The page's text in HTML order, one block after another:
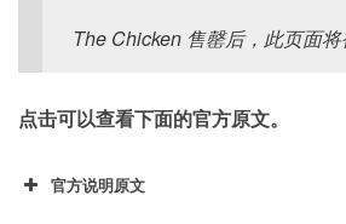
The Chicken 售罄后，此页面将
点击可以查看下面的官方原文。
官方说明原文